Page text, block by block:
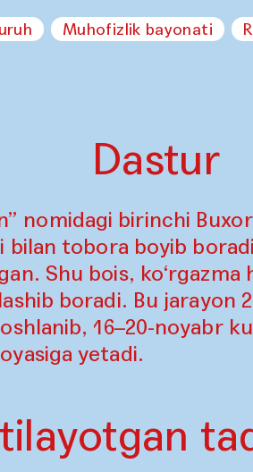
Muhofizlik bayonati
Dastur
nomidagi birinchi
bilan tobora boyib
Shu bois,
boradi. Bu jarayon
16–20-noyabr
yetadi.